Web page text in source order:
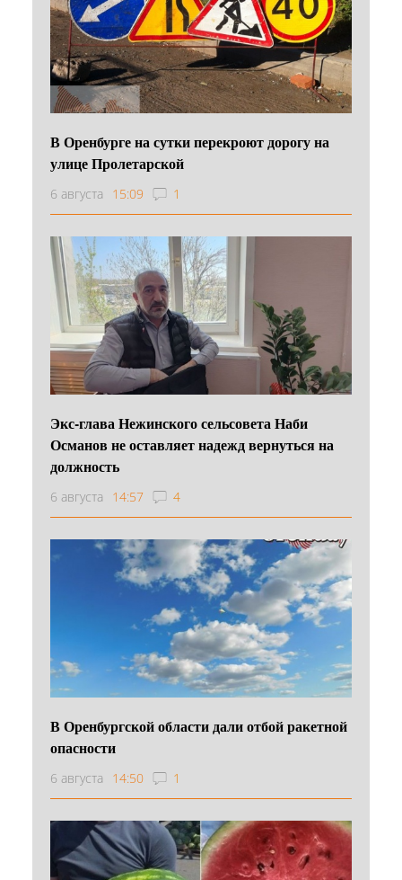
В Оренбурге на сутки перекроют дорогу на
улице Пролетарской
6 августа 15:09 1
Экс-глава Нежинского сельсовета Наби
Османов не оставляет надежд вернуться на
должность
6 августа 14:57 4
В Оренбургской области дали отбой ракетной
опасности
6 августа 14:50 1